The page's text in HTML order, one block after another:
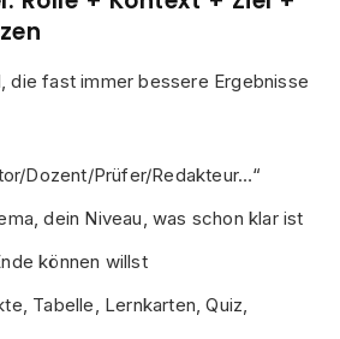
die fast immer bessere Ergebnisse
Dozent/Prüfer/Redakteur…“
dein Niveau, was schon klar ist
können willst
Tabelle, Lernkarten, Quiz,